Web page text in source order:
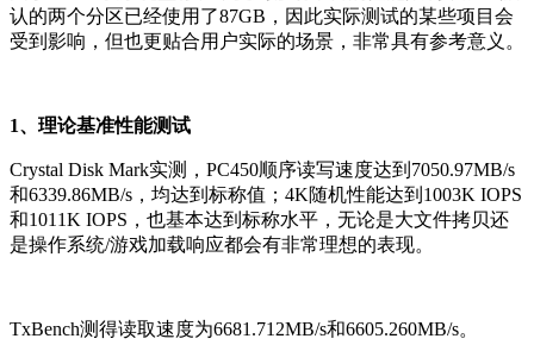
认的两个分区已经使用了87GB，因此实际测试的某些项目会
受到影响，但也更贴合用户实际的场景，非常具有参考意义。
1、理论基准性能测试
Crystal Disk Mark实测，PC450顺序读写速度达到7050.97MB/s
和6339.86MB/s，均达到标称值；4K随机性能达到1003K IOPS
和1011K IOPS，也基本达到标称水平，无论是大文件拷贝还
是操作系统/游戏加载响应都会有非常理想的表现。
TxBench测得读取速度为6681.712MB/s和6605.260MB/s。